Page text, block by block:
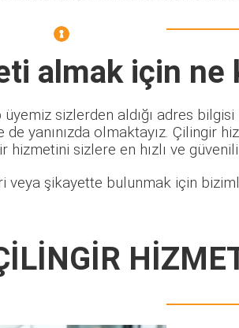
almak için ne
sizlerden aldığı adres
yanınızda olmaktayız. Çilingir
sizlere en hızlı ve
veya şikayette bulunmak için